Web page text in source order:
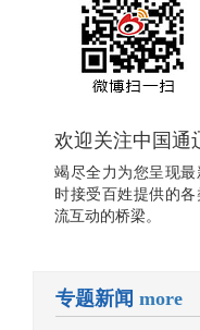
欢迎关注中国通
竭尽全力为您呈现
时接受百姓提供的
流互动的桥梁。
专题新闻 more